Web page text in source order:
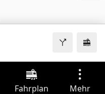
Fahrplan Mehr